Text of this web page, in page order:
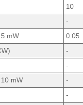
10
-
5 mW 0.05
-
-
10 mW -
-